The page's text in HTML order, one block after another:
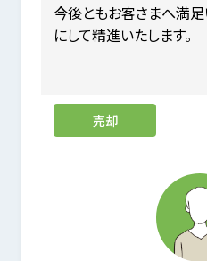
今後ともお客さまへ満
にして精進いたします。
売却